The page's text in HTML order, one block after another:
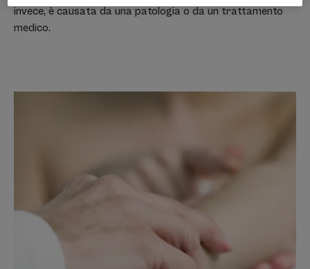
invece, è causata da una patologia o da un trattamento
medico.